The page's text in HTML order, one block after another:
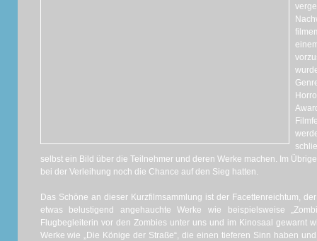
selbst ein Bild über die Teilnehmer und deren Werke machen. Im
bei der Verleihung noch die Chance auf den Sieg hatten.
Das Schöne an dieser Kurzfilmsammlung ist der Facettenreichtum,
etwas belustigend angehauchte Werke wie beispielsweise „
Flugbegleiterin vor den Zombies unter uns und im Kinosaal gewarnt
Werke wie „Die Könige der Straße“, die einen tieferen Sinn haben